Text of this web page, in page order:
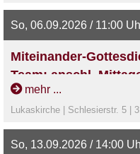
So, 06.09.2026 / 11:00
Miteinander-
Team; anschl.
mehr ...
Lukaskirche | Schlesierstr. 5 |
So, 13.09.2026 / 14:00